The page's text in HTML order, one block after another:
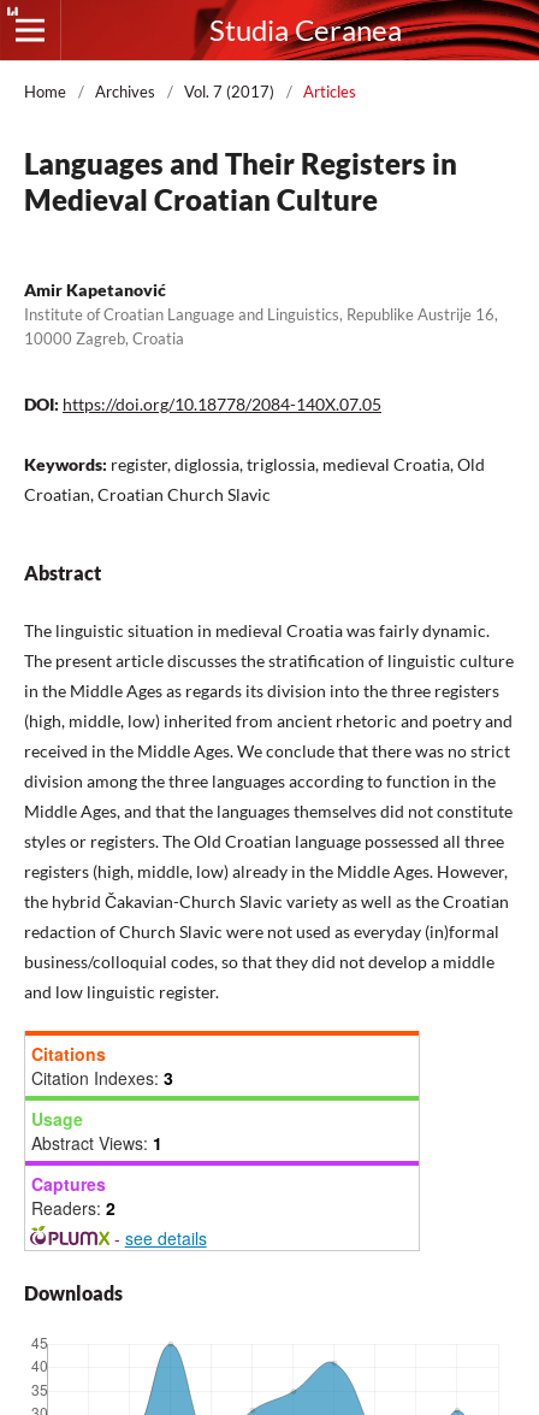
Studia Ceranea
Home / Archives / Vol. 7 (2017) / Articles
Languages and Their Registers in
Medieval Croatian Culture
Amir Kapetanović
Institute of Croatian Language and Linguistics, Republike Austrije 16,
10000 Zagreb, Croatia
DOI: https://doi.org/10.18778/2084-140X.07.05
Keywords: register, diglossia, triglossia, medieval Croatia, Old
Croatian, Croatian Church Slavic
Abstract
The linguistic situation in medieval Croatia was fairly dynamic.
The present article discusses the stratification of linguistic culture
in the Middle Ages as regards its division into the three registers
(high, middle, low) inherited from ancient rhetoric and poetry and
received in the Middle Ages. We conclude that there was no strict
division among the three languages according to function in the
Middle Ages, and that the languages themselves did not constitute
styles or registers. The Old Croatian language possessed all three
registers (high, middle, low) already in the Middle Ages. However,
the hybrid Čakavian-Church Slavic variety as well as the Croatian
redaction of Church Slavic were not used as everyday (in)formal
business/colloquial codes, so that they did not develop a middle
and low linguistic register.
Citations
Citation Indexes: 3
Usage
Abstract Views: 1
Captures
Readers: 2
- see details
Downloads